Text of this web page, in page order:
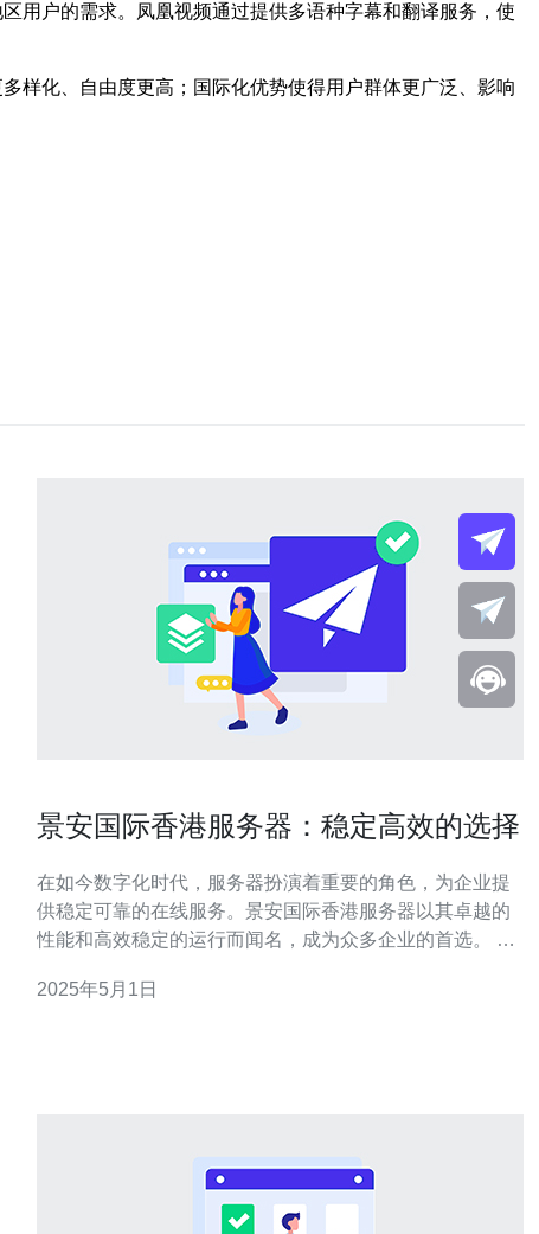
用户的需求。凤凰视频通过提供多语种字幕和翻译服务，使
样化、自由度更高；国际化优势使得用户群体更广泛、影响
景安国际香港服务器：稳定高效的选择
在如今数字化时代，服务器扮演着重要的角色，为企业提
供稳定可靠的在线服务。景安国际香港服务器以其卓越的
性能和高效稳定的运行而闻名，成为众多企业的首选。 景
用先进的技术和设备，具有强大的处理能力和高速的数据
2025年5月1日